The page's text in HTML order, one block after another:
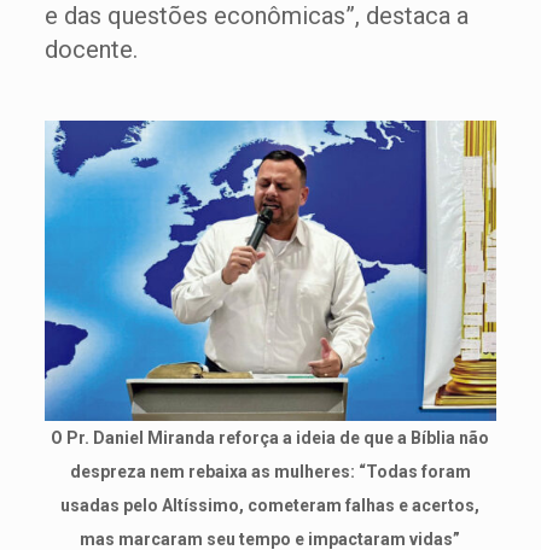
e das questões econômicas”, destaca a
docente.
O Pr. Daniel Miranda reforça a ideia de que a Bíblia não
despreza nem rebaixa as mulheres: “Todas foram
usadas pelo Altíssimo, cometeram falhas e acertos,
mas marcaram seu tempo e impactaram vidas”